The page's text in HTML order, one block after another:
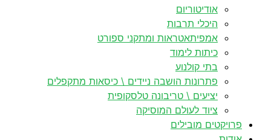
אודיטוריום
היכלי תרבות
אמפיתאטראות ומתקני ספורט
כיתות לימוד
בתי קולנוע
פתרונות הושבה ניידים \ כיסאות מתקפלים
יציעים \ טריבונה טלסקופית
ציוד לעולם המוסיקה
פרויקטים מובילים